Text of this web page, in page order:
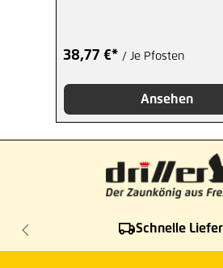
38,77 €* / Je Pfosten
Ansehen
Schnelle